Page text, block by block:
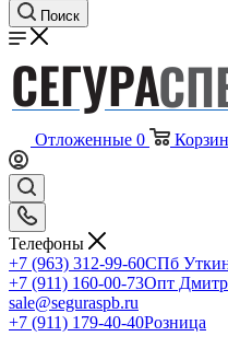
Поиск
Отложенные 0
Телефоны
+7 (963) 312-99-60СПб
+7 (911) 160-00-73Опт
sale@seguraspb.ru
+7 (911) 179-40-40Розница